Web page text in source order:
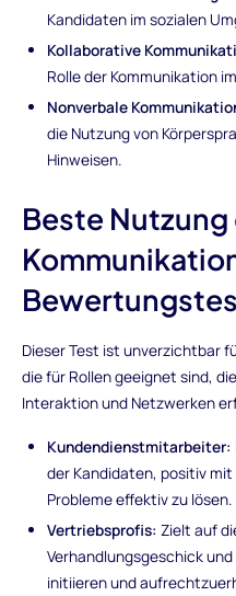
Kandidaten im sozialen
Kollaborative
Rolle der Kommunikation
Nonverbale
die Nutzung von
Hinweisen.
Beste Nutzung
Dieser Test ist unverzichtbar
die für Rollen geeignet sind,
Interaktion und Netzwerken
Kundendienstmitarbeiter:
der Kandidaten, positiv
Probleme effektiv zu lösen.
Vertriebsprofis: Zielt auf
Verhandlungsgeschick
initiieren und